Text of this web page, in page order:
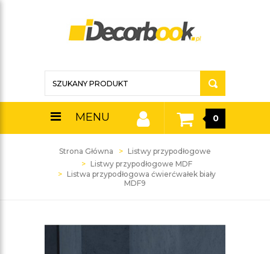
MENU 0
Strona Główna
Listwy przypodłogowe
Listwy przypodłogowe MDF
Listwa przypodłogowa ćwierćwałek biały
MDF9